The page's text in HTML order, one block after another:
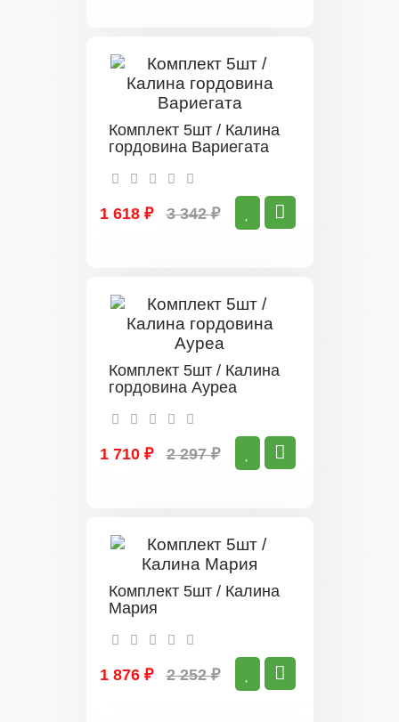
Комплект 5шт / Калина
гордовина Вариегата
1 618 ₽ 3 342 ₽
Комплект 5шт / Калина
гордовина Ауреа
1 710 ₽ 2 297 ₽
Комплект 5шт / Калина
Мария
1 876 ₽ 2 252 ₽